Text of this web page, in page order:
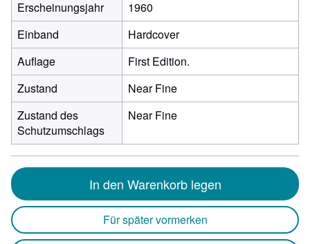
Erscheinungsjahr
1960
Einband
Hardcover
Auflage
First Edition.
Zustand
Near Fine
Zustand des
Schutzumschlags
Near Fine
In den Warenkorb legen
Für später vormerken